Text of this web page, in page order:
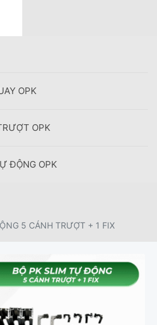
+
OPK
OPK
ĐỘNG OPK
5 CÁNH TRƯỢT + 1 FIX